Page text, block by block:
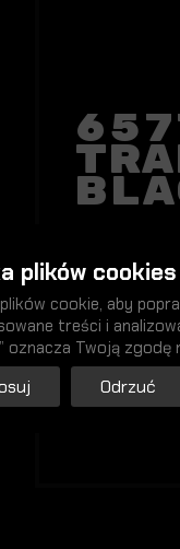
29,00
plików cookies
cookie, aby
treści i
oznacza Twoją zgodę
Odrzuć